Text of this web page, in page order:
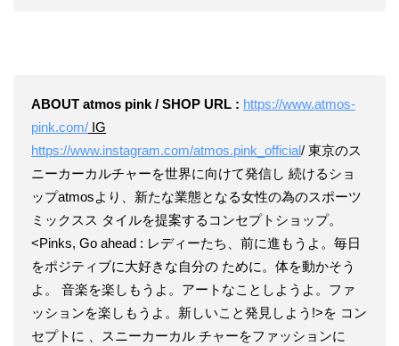
ABOUT atmos pink / SHOP URL : https://www.atmos-
pink.com/ IG
https://www.instagram.com/atmos.pink_official/ 東京のス
ニーカーカルチャーを世界に向けて発信し 続けるショ
ップatmosより、新たな業態となる女性の為のスポーツ
ミックスス タイルを提案するコンセプトショップ。
<Pinks, Go ahead : レディーたち、前に進もうよ。毎日
をポジティブに大好きな自分の ために。体を動かそう
よ。 音楽を楽しもうよ。アートなことしようよ。ファ
ッションを楽しもうよ。新しいこと発見しよう!>を コン
セプトに 、スニーカーカル チャーをファッションに